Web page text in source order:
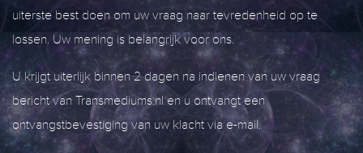
uiterste best doen om uw vraag naar tevredenheid op te
lossen. Uw mening is belangrijk voor ons.
U krijgt uiterlijk binnen 2 dagen na indienen van uw vraag
bericht van Transmediums.nl en u ontvangt een
ontvangstbevestiging van uw klacht via e-mail.